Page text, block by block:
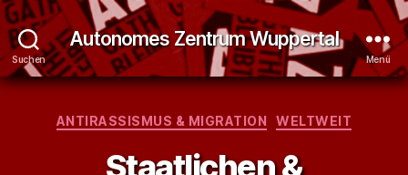
Suchen
Autonomes Zentrum Wuppertal
Menü
Kategorien
ANTIRASSISMUS & MIGRATION WELTWEIT
Staatlichen &